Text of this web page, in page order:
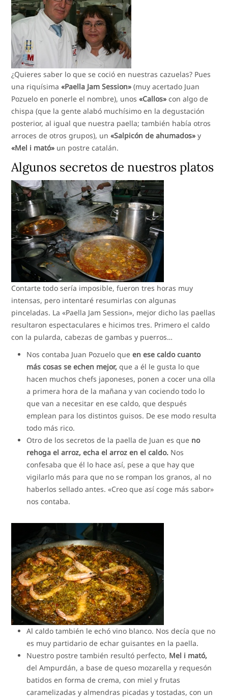
¿Quieres saber lo que se coció en nuestras cazuelas? Pues
una riquísima«Paella Jam Session» (muy acertado Juan
Pozuelo en ponerle el nombre), unos«Callos» con algo de
chispa (que la gente alabó muchísimo en la degustación
posterior, al igual que nuestra paella; también había otros
arroces de otros grupos), un«Salpicón de ahumados» y
«Mel i mató» un postre catalán.
Algunos secretos de nuestros platos
Contarte todo sería imposible, fueron tres horas muy
intensas, pero intentaré resumirlas con algunas
pinceladas. La «Paella Jam Session», mejor dicho las paellas
resultaron espectaculares e hicimos tres. Primero el caldo
con la pularda, cabezas de gambas y puerros…
Nos contaba Juan Pozuelo queen ese caldo cuanto
más cosas se echen mejor, que a él le gusta lo que
hacen muchos chefs japoneses, ponen a cocer una olla
a primera hora de la mañana y van cociendo todo lo
que van a necesitar en ese caldo, que después
emplean para los distintos guisos. De ese modo resulta
todo más rico.
Otro de los secretos de la paella de Juan es que no
rehoga el arroz, echa el arroz en el caldo. Nos
confesaba que él lo hace así, pese a que hay que
vigilarlo más para que no se rompan los granos, al no
haberlos sellado antes. «Creo que así coge más sabor»
nos contaba.
Al caldo también le echó vino blanco. Nos decía que no
es muy partidario de echar guisantes en la paella.
Nuestro postre también resultó perfecto, Mel i mató,
del Ampurdán, a base de queso mozarella y requesón
batidos en forma de crema, con miel y frutas
caramelizadas y almendras picadas y tostadas, con un